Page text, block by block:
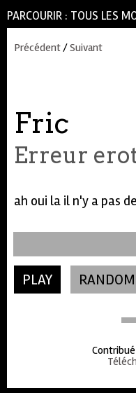
PARCOURIR : TOUS LES
Précédent/Suivant
Fric
Erreur
ah oui la il n'y a pas
PLAY RANDOM